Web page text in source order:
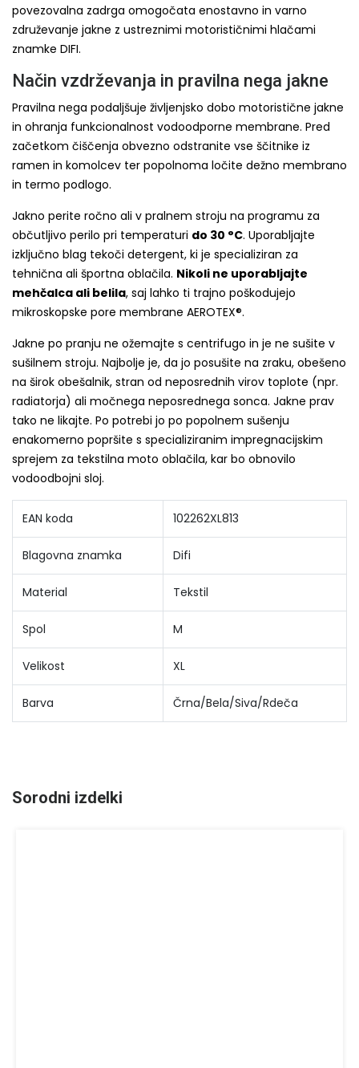
povezovalna zadrga omogočata enostavno in varno
združevanje jakne z ustreznimi motorističnimi hlačami
znamke DIFI.
Način vzdrževanja in pravilna nega jakne
Pravilna nega podaljšuje življenjsko dobo motoristične jakne
in ohranja funkcionalnost vodoodporne membrane. Pred
začetkom čiščenja obvezno odstranite vse ščitnike iz
ramen in komolcev ter popolnoma ločite dežno membrano
in termo podlogo.
Jakno perite ročno ali v pralnem stroju na programu za
občutljivo perilo pri temperaturi do 30 °C. Uporabljajte
izključno blag tekoči detergent, ki je specializiran za
tehnična ali športna oblačila. Nikoli ne uporabljajte
mehčalca ali belila, saj lahko ti trajno poškodujejo
mikroskopske pore membrane AEROTEX®.
Jakne po pranju ne ožemajte s centrifugo in je ne sušite v
sušilnem stroju. Najbolje je, da jo posušite na zraku, obešeno
na širok obešalnik, stran od neposrednih virov toplote (npr.
radiatorja) ali močnega neposrednega sonca. Jakne prav
tako ne likajte. Po potrebi jo po popolnem sušenju
enakomerno popršite s specializiranim impregnacijskim
sprejem za tekstilna moto oblačila, kar bo obnovilo
vodoodbojni sloj.
EAN koda 102262XL813
Blagovna znamka Difi
Material Tekstil
Spol M
Velikost XL
Barva Črna/Bela/Siva/Rdeča
Sorodni izdelki